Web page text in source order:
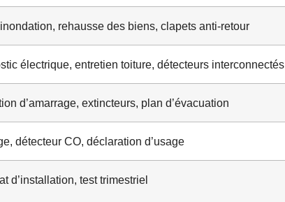
rehausse des biens, clapets anti-retour
électrique, entretien toiture, détecteurs interconnectés
d’amarrage, extincteurs, plan d’évacuation
détecteur CO, déclaration d’usage
d’installation, test trimestriel